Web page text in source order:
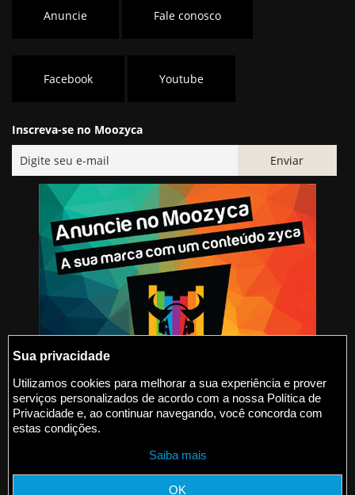
Anuncie Fale conosco
Facebook Youtube
Inscreva-se no Moozyca
@2015-2026 Moozyca
Sua privacidade
Utilizamos cookies para melhorar a sua experiência e prover
serviços personalizados de acordo com a nossa Política de
Privacidade e, ao continuar navegando, você concorda com
estas condições.
Saiba mais
OK